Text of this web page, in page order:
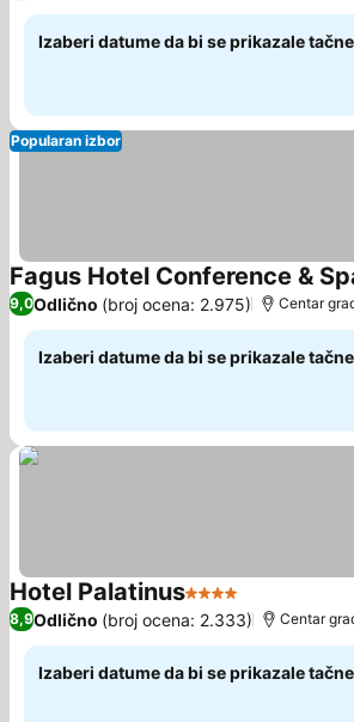
Izaberi datume da bi se prikazale
Popularan izbor
Fagus Hotel Conference &
9,0Odlično (broj ocena: 2.975) Centar
Izaberi datume da bi se prikazale
Hotel Palatinus4 ZvezdicePogledaj
8,9Odlično (broj ocena: 2.333) Centar
Izaberi datume da bi se prikazale